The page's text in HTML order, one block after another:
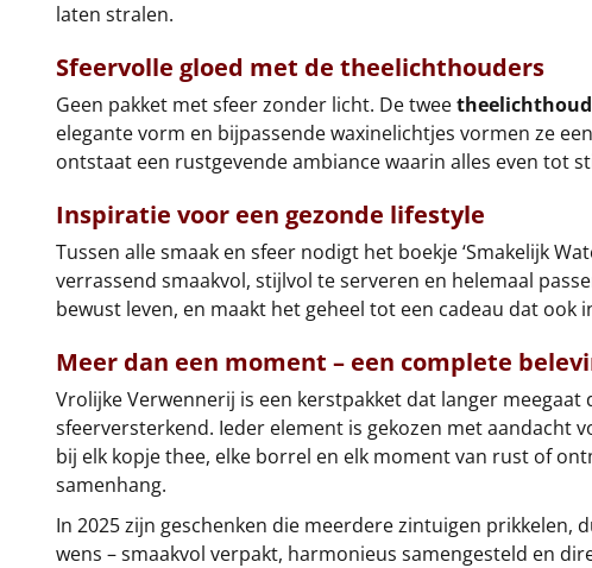
laten stralen.
Sfeervolle gloed met de theelichthouders
Geen pakket met sfeer zonder licht. De twee
elegante vorm en bijpassende waxinelichtjes vormen ze
ontstaat een rustgevende ambiance waarin alles even tot
Inspiratie voor een gezonde lifestyle
Tussen alle smaak en sfeer nodigt het boekje ‘Smakelijk
verrassend smaakvol, stijlvol te serveren en helemaal
bewust leven, en maakt het geheel tot een cadeau dat
Meer dan een moment – een complete
Vrolijke Verwennerij is een kerstpakket dat langer
sfeerversterkend. Ieder element is gekozen met aandacht
bij elk kopje thee, elke borrel en elk moment van rust of
samenhang.
In 2025 zijn geschenken die meerdere zintuigen
wens – smaakvol verpakt, harmonieus samengesteld en